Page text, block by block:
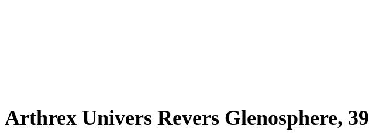
Arthrex Univers Revers Glenosphere, 39